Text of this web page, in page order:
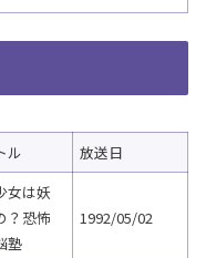
ル
放送日
女は妖
？恐怖
塾
1992/05/02